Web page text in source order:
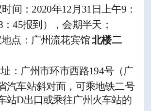
间： 2020年12月 31 日上午9 ：
：45报到），会期半天 ；
地点：广州流花宾馆北楼二
址 ：广州市环市西路194号（广
汽车站斜对面， 可乘地铁二号
站D出口或乘往广州火车站的